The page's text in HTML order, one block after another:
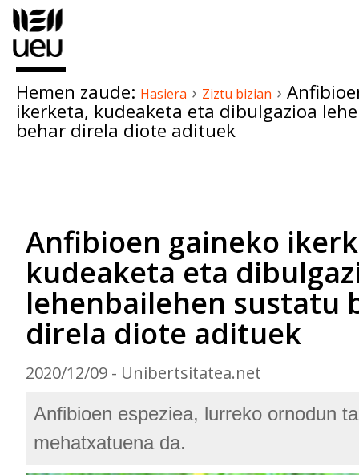
Hemen zaude: Hasiera › Ziztu bizian ›
ikerketa, kudeaketa eta dibulgazioa
behar direla diote adituek
Anfibioen gaineko
kudeaketa eta
lehenbailehen sustatu
direla diote adituek
2020/12/09 - Unibertsitatea.net
Anfibioen espeziea, lurreko ornodun
mehatxatuena da.